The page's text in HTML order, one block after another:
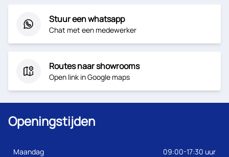
Stuur een whatsapp
Chat met een medewerker
Routes naar showrooms
Open link in Google maps
Openingstijden
Maandag
09:00-17:30 uur